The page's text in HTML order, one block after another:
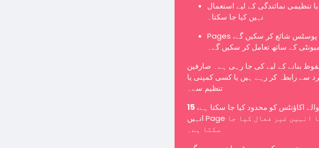
تنظیمی نمائندگی کے لیے استعمال
نہیں کیا جا سکتا۔
Pages عوامی طور پر نظر آتے رہیں گے اور معمول کے مطابق پوسٹس شائع کر سکیں گے،
کے ساتھ تعامل کر سکیں گے۔
بنانے کے لیے کی جا رہی ہے۔ صارفین
سے رابطہ کر رہے ہیں یا کسی کمپنی یا
تنظیم سے۔
اکاؤنٹس کو محدود کیا جا سکتا ہے،
انہیں Page میں تبدیل کرنے کے لیے کہا جا سکتا ہے یا انہیں غیر فعال کیا جا
سکتا ہے۔